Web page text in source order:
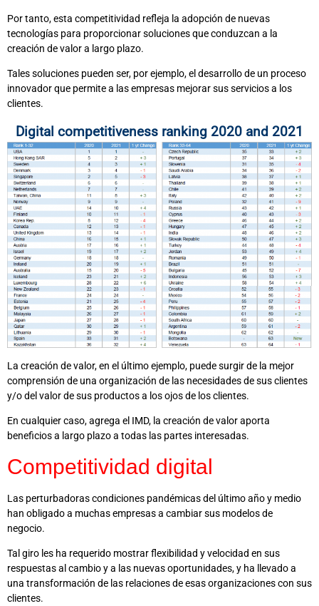
Por tanto, esta competitividad refleja la adopción de nuevas
tecnologías para proporcionar soluciones que conduzcan a la
creación de valor a largo plazo.
Tales soluciones pueden ser, por ejemplo, el desarrollo de un proceso
innovador que permite a las empresas mejorar sus servicios a los
clientes.
Digital competitiveness ranking 2020 and 2021
La creación de valor, en el último ejemplo, puede surgir de la mejor
comprensión de una organización de las necesidades de sus clientes
y/o del valor de sus productos a los ojos de los clientes.
En cualquier caso, agrega el IMD, la creación de valor aporta
beneficios a largo plazo a todas las partes interesadas.
Competitividad digital
Las perturbadoras condiciones pandémicas del último año y medio
han obligado a muchas empresas a cambiar sus modelos de
negocio.
Tal giro les ha requerido mostrar flexibilidad y velocidad en sus
respuestas al cambio y a las nuevas oportunidades, y ha llevado a
una transformación de las relaciones de esas organizaciones con sus
clientes.